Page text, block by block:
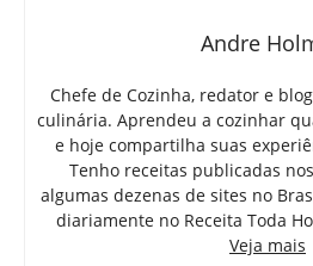
Andre
Chefe de Cozinha, redator e
culinária. Aprendeu a cozinhar
e hoje compartilha suas
Tenho receitas publicadas
algumas dezenas de sites no
diariamente no Receita Toda
Veja mais